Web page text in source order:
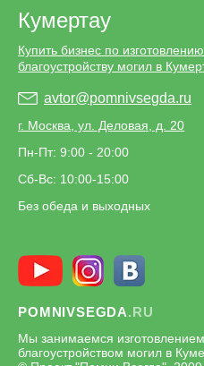
Кумертау
Купить бизнес по
благоустройству могил в
avtor@pomnivsegda.ru
г. Москва, ул. Деловая, д. 20
Пн-Пт: 9:00 - 20:00
Сб-Вс: 10:00-15:00
Без обеда и выходных
POMNIVSEGDA.RU
Мы занимаемся
благоустройством могил в